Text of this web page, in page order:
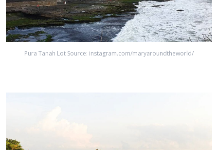
Pura Tanah Lot Source: instagram.com/maryaroundtheworld/